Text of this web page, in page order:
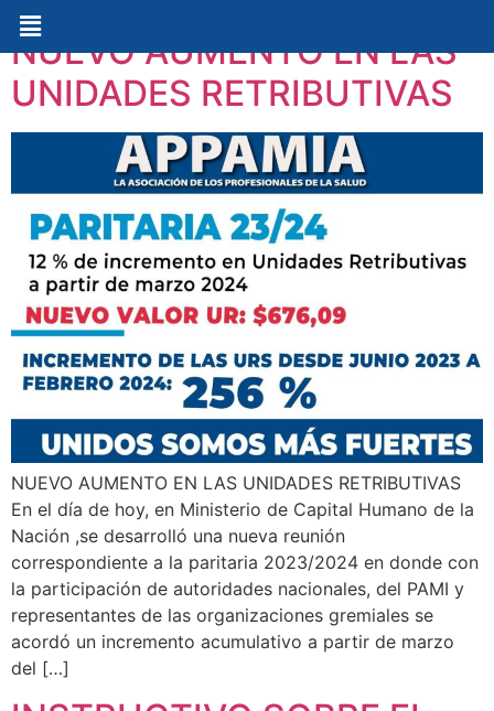
NUEVO AUMENTO EN LAS
UNIDADES RETRIBUTIVAS
NUEVO AUMENTO EN LAS UNIDADES RETRIBUTIVAS
En el día de hoy, en Ministerio de Capital Humano de la
Nación ,se desarrolló una nueva reunión
correspondiente a la paritaria 2023/2024 en donde con
la participación de autoridades nacionales, del PAMI y
representantes de las organizaciones gremiales se
acordó un incremento acumulativo a partir de marzo
del […]